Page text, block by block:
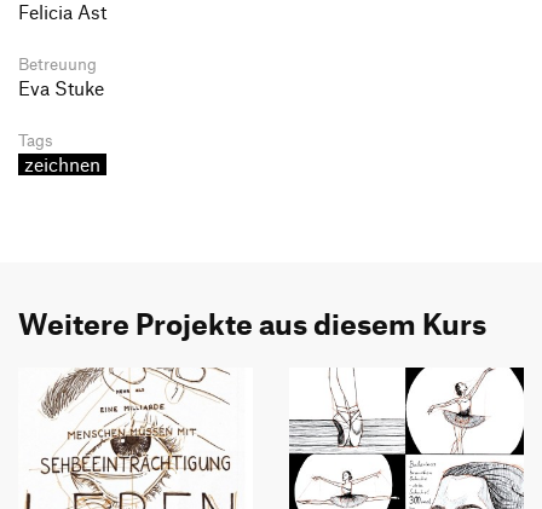
Felicia Ast
Betreuung
Eva Stuke
Tags
zeichnen
Weitere Projekte aus diesem Kurs